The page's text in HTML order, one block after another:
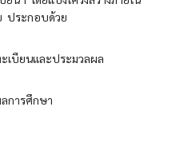
ประกอบด้วย
เบียนและประมวลผล
การศึกษา